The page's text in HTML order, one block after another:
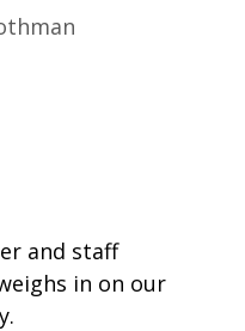
and staff
in on our